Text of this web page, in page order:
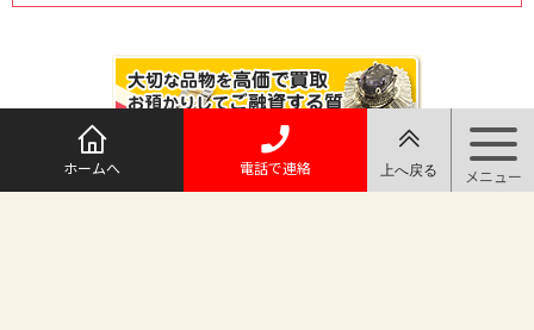
ホームへ 電話で連絡